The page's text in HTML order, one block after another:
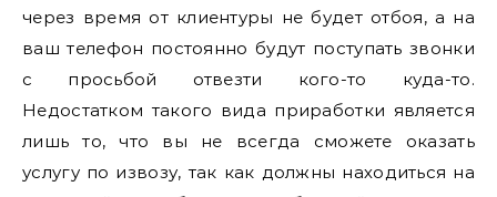
через время от клиентуры не будет отбоя, а на
ваш телефон постоянно будут поступать звонки
с просьбой отвезти кого-то куда-то.
Недостатком такого вида приработки является
лишь то, что вы не всегда сможете оказать
услугу по извозу, так как должны находиться на